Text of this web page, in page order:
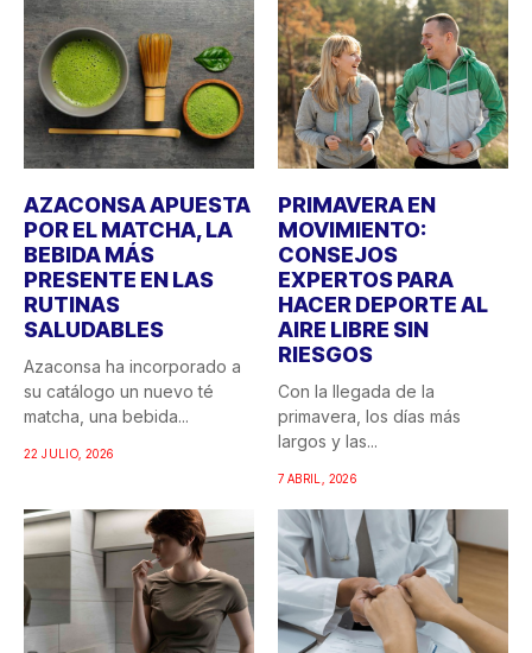
AZACONSA APUESTA
POR EL MATCHA, LA
BEBIDA MÁS
PRESENTE EN LAS
RUTINAS
SALUDABLES
Azaconsa ha incorporado a
su catálogo un nuevo té
matcha, una bebida...
22 JULIO, 2026
PRIMAVERA EN
MOVIMIENTO:
CONSEJOS
EXPERTOS PARA
HACER DEPORTE AL
AIRE LIBRE SIN
RIESGOS
Con la llegada de la
primavera, los días más
largos y las...
7 ABRIL, 2026